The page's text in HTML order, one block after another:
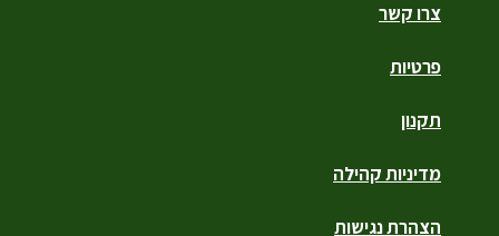
צרו קשר
פרטיות
תקנון
מדיניות קהילה
הצהרת נגישות